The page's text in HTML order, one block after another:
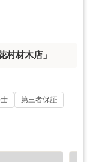
村材木店」
第三者保証